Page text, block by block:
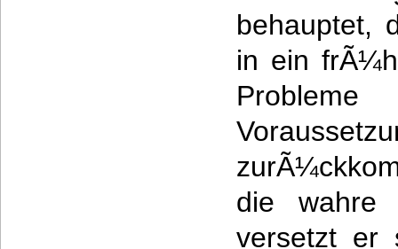
behauptet,
in ein
die wahre
versetzt er